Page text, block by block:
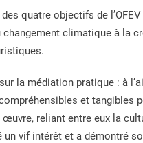
quatre objectifs de
climatique à la
la médiation pratique : à
et tangibles
œuvre, reliant entre eux la
vif intérêt et a démontré